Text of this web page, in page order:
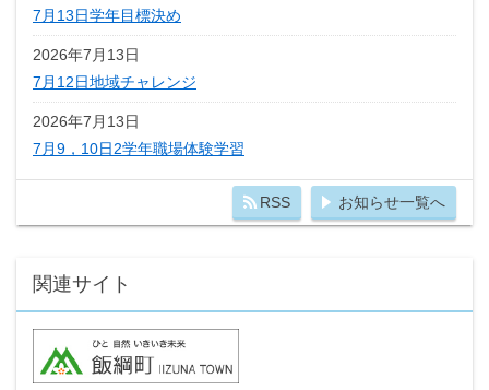
7月13日学年目標決め
2026年7月13日
7月12日地域チャレンジ
2026年7月13日
7月9，10日2学年職場体験学習
RSS お知らせ一覧へ
関連サイト